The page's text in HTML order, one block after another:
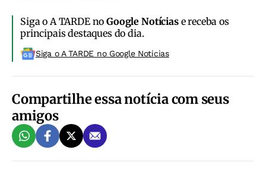
Siga o A TARDE noGoogle Notíciase receba os
principais destaques do dia.
Siga o A TARDE no Google Noticias
Compartilhe essa notícia com seus
amigos